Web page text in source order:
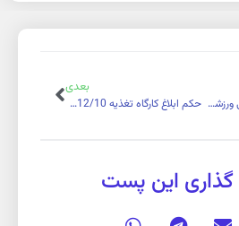
برگزاری کارگاه روانشناسی ورزشی 97/10
بعدی
حکم ابلاغ کارگاه تغذیه 97/12/10
گذاری این پست